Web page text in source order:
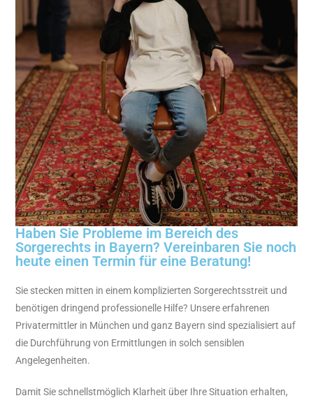
Haben Sie Probleme im Bereich des
Sorgerechts in Bayern? Vereinbaren Sie noch
heute einen Termin für eine Beratung!
Sie stecken mitten in einem komplizierten Sorgerechtsstreit und
benötigen dringend professionelle Hilfe? Unsere erfahrenen
Privatermittler in München und ganz Bayern sind spezialisiert auf
die Durchführung von Ermittlungen in solch sensiblen
Angelegenheiten.
Damit Sie schnellstmöglich Klarheit über Ihre Situation erhalten,